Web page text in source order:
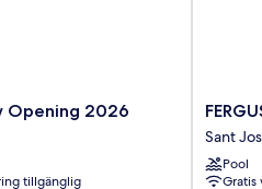
Opening 2026
tillgänglig
FERGUS
Style
Sant
Sant
Pool